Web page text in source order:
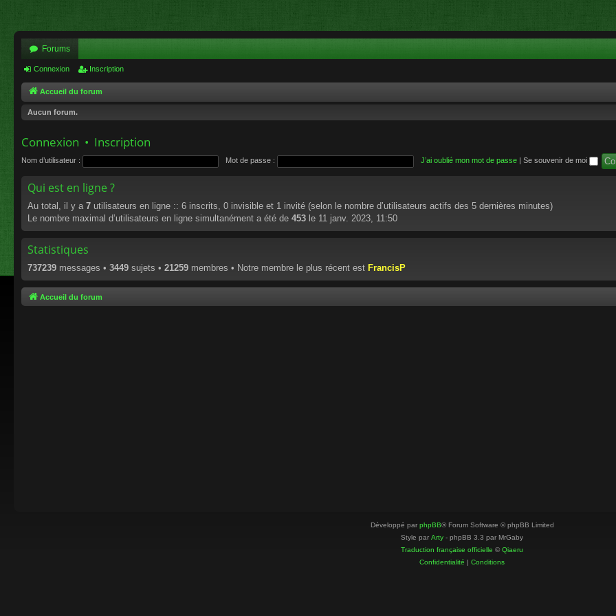
Forums
Connexion Inscription
Accueil du forum
Aucun forum.
Connexion • Inscription
Nom d’utilisateur : Mot de passe : J’ai oublié mon mot de passe Se souvenir de moi
Qui est en ligne ?
Au total, il y a 7 utilisateurs en ligne :: 6 inscrits, 0 invisible et 1 invité (selon le nombre d’utilisateurs actifs des 5 dernières minutes)
Le nombre maximal d’utilisateurs en ligne simultanément a été de 453 le 11 janv. 2023, 11:50
Statistiques
737239 messages • 3449 sujets • 21259 membres • Notre membre le plus récent est FrancisP
Accueil du forum
Développé par phpBB® Forum Software © phpBB Limited
Style par Arty - phpBB 3.3 par MrGaby
Traduction française officielle ©Qiaeru
Confidentialité | Conditions